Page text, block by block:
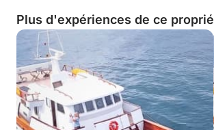
rendre votre journée vraiment unique.
Avec un équipage professionnel et la
White Lotus entière réservée
groupe**, vous pouvez célébrer en
liberté.
Plus d'expériences de ce